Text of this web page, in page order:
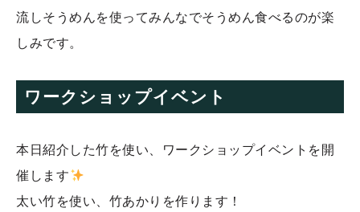
流しそうめんを使ってみんなでそうめん食べるのが楽
しみです。
ワークショップイベント
本日紹介した竹を使い、ワークショップイベントを開
催します
太い竹を使い、竹あかりを作ります！